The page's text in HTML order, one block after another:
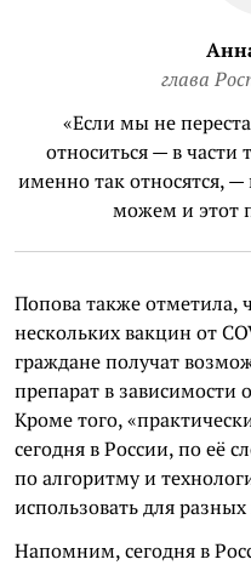
глава
«Если мы не
относиться — в части
именно так относятся,
можем и этот
Попова также отметила,
нескольких вакцин от
граждане получат
препарат в зависимости
Кроме того,
сегодня в России, по её
по алгоритму и
использовать для
Напомним, сегодня в